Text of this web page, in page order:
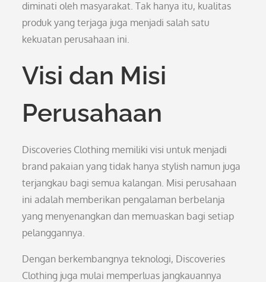
diminati oleh masyarakat. Tak hanya itu, kualitas
produk yang terjaga juga menjadi salah satu
kekuatan perusahaan ini.
Visi dan Misi
Perusahaan
Discoveries Clothing memiliki visi untuk menjadi
brand pakaian yang tidak hanya stylish namun juga
terjangkau bagi semua kalangan. Misi perusahaan
ini adalah memberikan pengalaman berbelanja
yang menyenangkan dan memuaskan bagi setiap
pelanggannya.
Dengan berkembangnya teknologi, Discoveries
Clothing juga mulai memperluas jangkauannya